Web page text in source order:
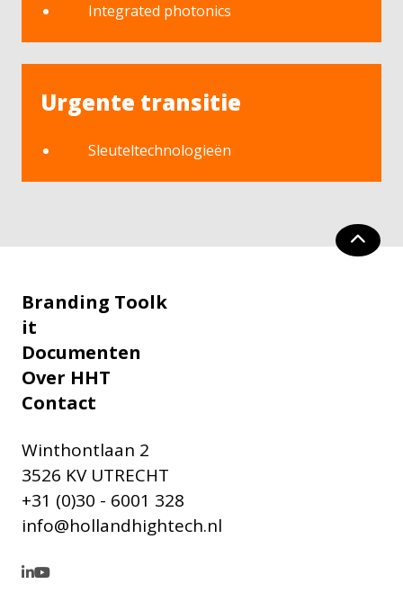
Integrated photonics
Urgente transitie
Sleuteltechnologieën
Branding Toolk
it
Documenten
Over HHT
Contact
Winthontlaan 2
3526 KV UTRECHT
+31 (0)30 - 6001 328
info@hollandhightech.nl